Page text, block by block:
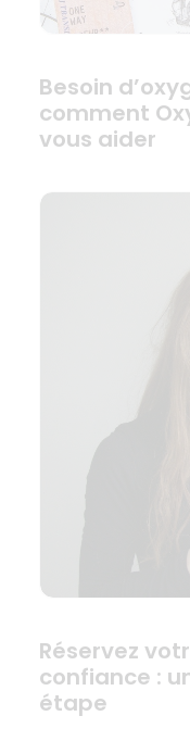
Besoin
comment
vous aider
Réservez
confiance :
étape